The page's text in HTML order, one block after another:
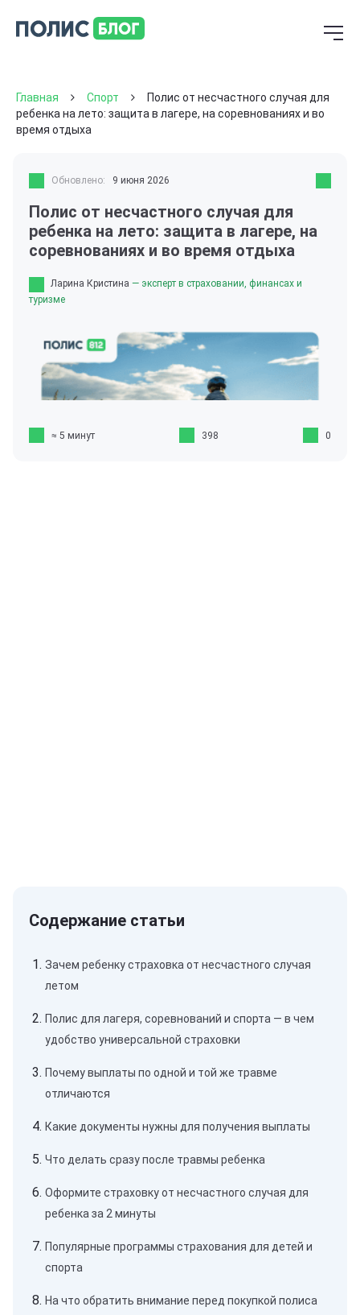
Главная Спорт
Полис от несчастного случая для
ребенка на лето: защита в лагере, на соревнованиях и во
время отдыха
Обновлено: 9 июня 2026
Полис от несчастного случая для
ребенка на лето: защита в лагере, на
соревнованиях и во время отдыха
Ларина Кристина — эксперт в страховании, финансах и
туризме
≈ 5 минут 398 0
Зачем ребенку страховка от несчастного случая
летом
Полис для лагеря, соревнований и спорта — в чем
удобство универсальной страховки
Почему выплаты по одной и той же травме
отличаются
Какие документы нужны для получения выплаты
Что делать сразу после травмы ребенка
Оформите страховку от несчастного случая для
ребенка за 2 минуты
Популярные программы страхования для детей и
спорта
На что обратить внимание перед покупкой полиса